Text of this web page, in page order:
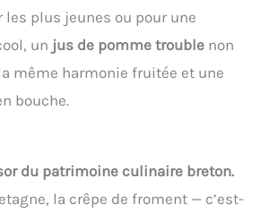
les plus jeunes ou pour une
un jus de pomme trouble non
même harmonie fruitée et une
bouche.
du patrimoine culinaire breton.
la crêpe de froment — c’est-